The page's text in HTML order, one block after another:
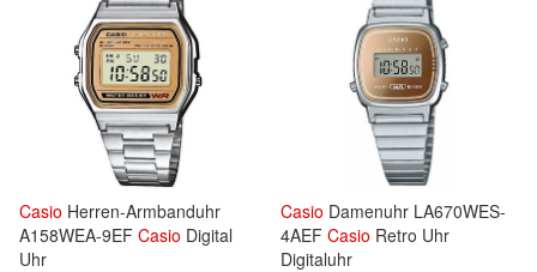
Casio Herren-Armbanduhr
A158WEA-9EF Casio Digital
Uhr
Casio Damenuhr LA670WES-
4AEF Casio Retro Uhr
Digitaluhr